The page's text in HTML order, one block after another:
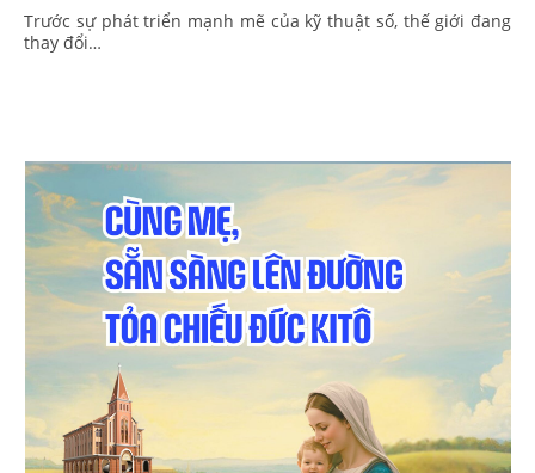
Trước sự phát triển mạnh mẽ của kỹ thuật số, thế giới đang
thay đổi…